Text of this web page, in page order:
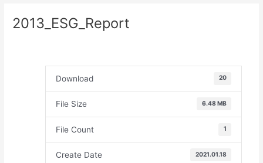
2013_ESG_Report
Download 20
File Size 6.48 MB
File Count 1
Create Date 2021.01.18
navigation